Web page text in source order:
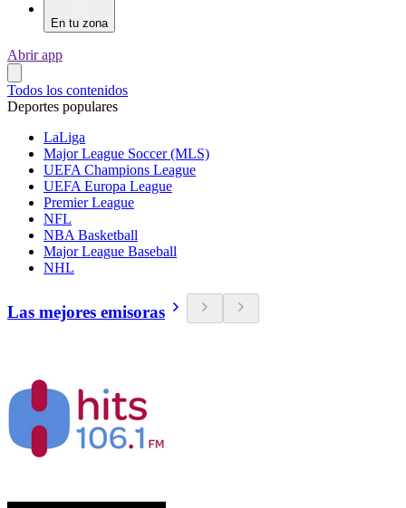
En tu zona
Abrir app
Todos los contenidos
Deportes populares
LaLiga
Major League Soccer (MLS)
UEFA Champions League
UEFA Europa League
Premier League
NFL
NBA Basketball
Major League Baseball
NHL
Las mejores emisoras